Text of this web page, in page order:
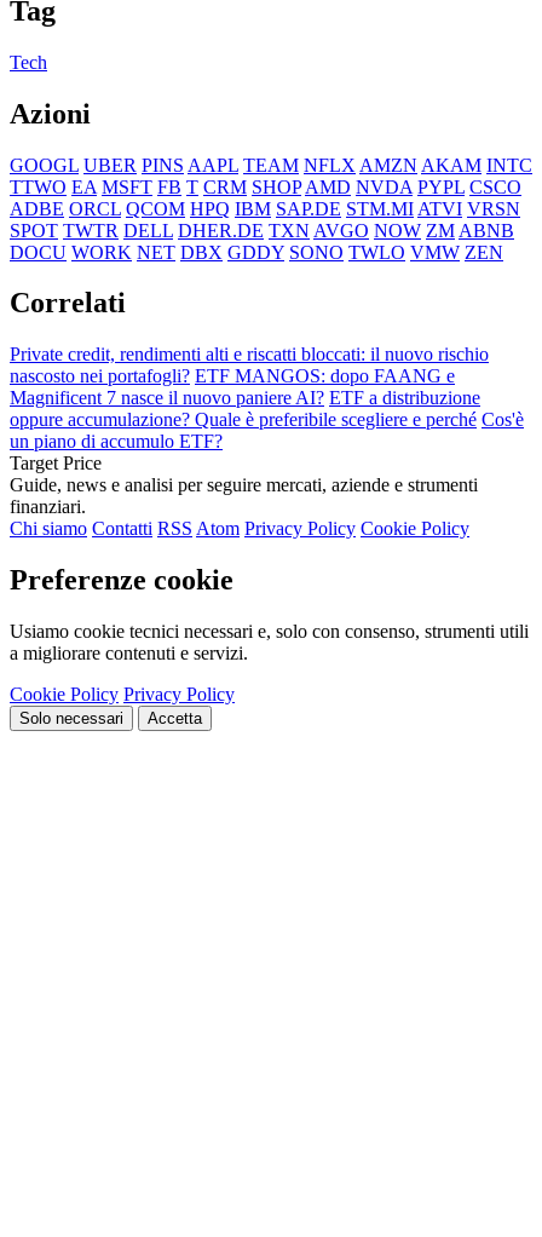
Tag
Tech
Azioni
GOOGL UBER PINS AAPL TEAM NFLX AMZN AKAM INTC
TTWO EA MSFT FB T CRM SHOP AMD NVDA PYPL CSCO
ADBE ORCL QCOM HPQ IBM SAP.DE STM.MI ATVI VRSN
SPOT TWTR DELL DHER.DE TXN AVGO NOW ZM ABNB
DOCU WORK NET DBX GDDY SONO TWLO VMW ZEN
Correlati
Private credit, rendimenti alti e riscatti bloccati: il nuovo rischio
nascosto nei portafogli? ETF MANGOS: dopo FAANG e
Magnificent 7 nasce il nuovo paniere AI? ETF a distribuzione
oppure accumulazione? Quale è preferibile scegliere e perché Cos'è
un piano di accumulo ETF?
Target Price
Guide, news e analisi per seguire mercati, aziende e strumenti
finanziari.
Chi siamo Contatti RSS Atom Privacy Policy Cookie Policy
Preferenze cookie
Usiamo cookie tecnici necessari e, solo con consenso, strumenti utili
a migliorare contenuti e servizi.
Cookie Policy Privacy Policy
Solo necessari Accetta